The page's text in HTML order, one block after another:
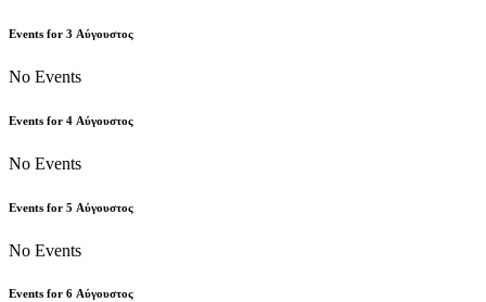
Events for 3 Αύγουστος
No Events
Events for 4 Αύγουστος
No Events
Events for 5 Αύγουστος
No Events
Events for 6 Αύγουστος